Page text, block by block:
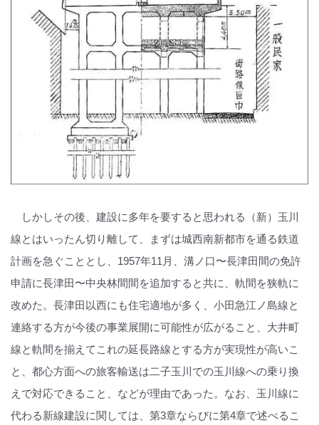
しかしその後、建設に多年を要すると思われる（新）玉川
線とはいったん切り離して、まずは城西南新都市を通る鉄道
計画を急ぐこととし、1957年11月、溝ノ口〜長津田間の免許
申請に長津田〜中央林間間を追加すると共に、軌間を狭軌に
改めた。長津田以西にも住宅適地が多く、小田急江ノ島線と
連絡する方が今後の事業展開に可能性が広がること、大井町
線と軌間を揃えてこれの延長路線とする方が実現性が高いこ
と、都心方面への旅客輸送は二子玉川での玉川線への乗り換
えで対応できること、などが理由であった。なお、玉川線に
代わる新線建設に関しては、第3章ならびに第4章で述べるこ